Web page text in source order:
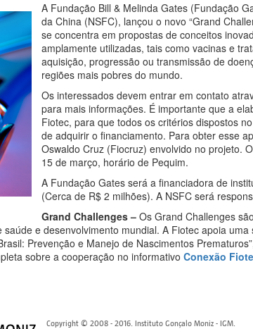
A Fundação Bill & Melinda Gates (Fundação
da China (NSFC), lançou o novo “Grand
se concentra em propostas de conceitos
amplamente utilizadas, tais como vacinas e
aquisição, progressão ou transmissão de
regiões mais pobres do mundo.
Os interessados devem entrar em contato
para mais informações. É importante que a
Fiotec, para que todos os critérios dispostos
de adquirir o financiamento. Para obter esse
Oswaldo Cruz (Fiocruz) envolvido no projeto.
15 de março, horário de Pequim.
A Fundação Gates será a financiadora de
(Cerca de R$ 2 milhões). A NSFC será
Grand Challenges – Os Grand Challenges
e desenvolvimento mundial. A Fiotec apoia
Prevenção e Manejo de Nascimentos
sobre a cooperação no informativo Conexão
Copyright © 2008 - 2016. Instituto Gonçalo Moniz - IGM.